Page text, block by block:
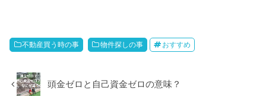
不動産買う時の事 物件探しの事 おすすめ
頭金ゼロと自己資金ゼロの意味？